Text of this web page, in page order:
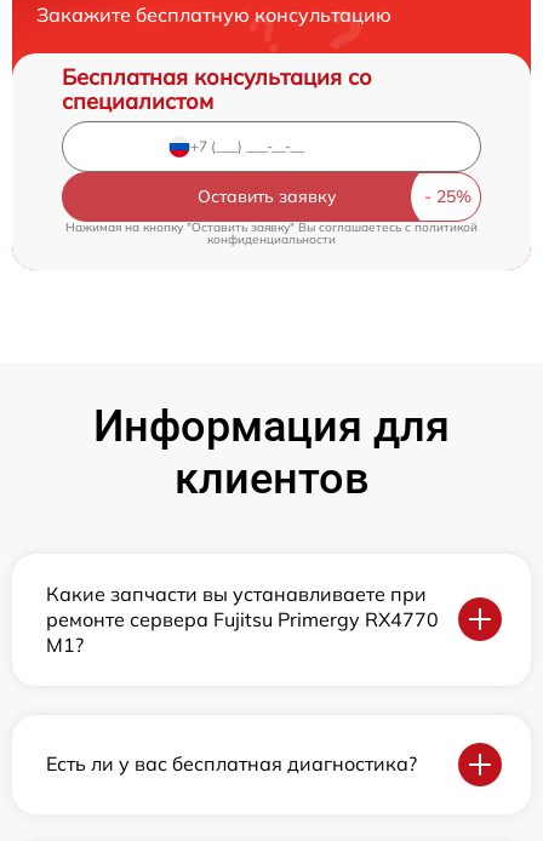
Закажите бесплатную консультацию
Бесплатная консультация со
специалистом
Оставить заявку
Нажимая на кнопку "Оставить заявку" Вы соглашаетесь cполитикой
конфиденциальности
Информация для
клиентов
Какие запчасти вы устанавливаете при
ремонте сервера Fujitsu Primergy RX4770
M1?
Есть ли у вас бесплатная диагностика?